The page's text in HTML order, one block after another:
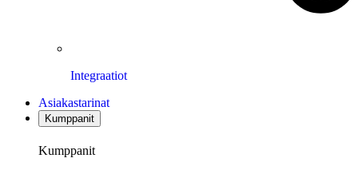
Integraatiot
Asiakastarinat
Kumppanit
Kumppanit